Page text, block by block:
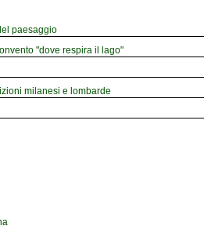
paesaggio
"dove respira il lago"
milanesi e lombarde